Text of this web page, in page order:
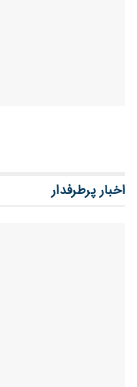
اخبار پرطرفدار